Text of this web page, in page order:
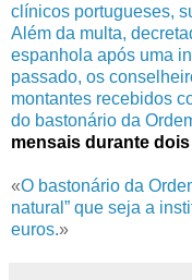
clínicos portugueses,
Além da multa,
espanhola após uma
passado, os
montantes recebidos
do bastonário da
mensais durante
«O bastonário da
natural” que seja a
euros.»